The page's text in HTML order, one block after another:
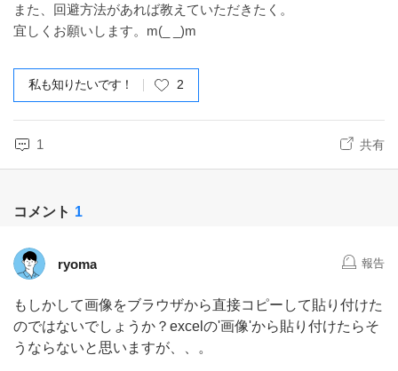
また、回避方法があれば教えていただきたく。
宜しくお願いします。m(_ _)m
私も知りたいです！ 2
1 共有
コメント 1
ryoma 報告
もしかして画像をブラウザから直接コピーして貼り付けた
のではないでしょうか？excelの'画像'から貼り付けたらそ
うならないと思いますが、、。